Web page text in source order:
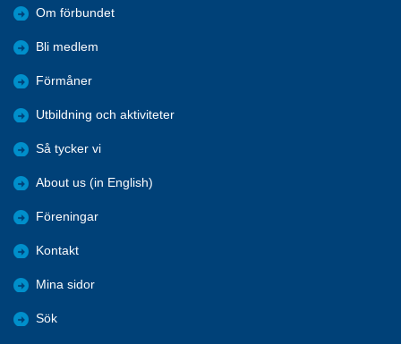
Om förbundet
Bli medlem
Förmåner
Utbildning och aktiviteter
Så tycker vi
About us (in English)
Föreningar
Kontakt
Mina sidor
Sök